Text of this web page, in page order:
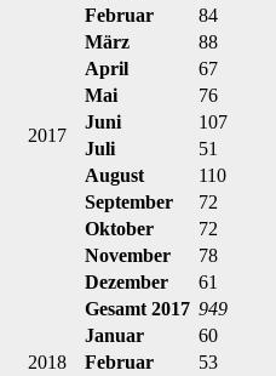
2017
Februar
84
März
88
April
67
Mai
76
Juni
107
Juli
51
August
110
September
72
Oktober
72
November
78
Dezember
61
Gesamt 2017 949
2018
Januar 60
Februar
53